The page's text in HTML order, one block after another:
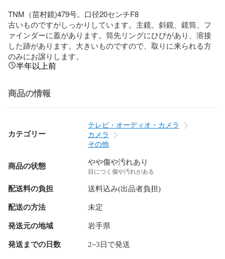
TNM（苗村鏡)479号。口径20センチF8
古いものですがしっかりしています。主鏡、斜鏡、鏡筒、フ
ァインダーに蓋があります。筒先リングにひびがあり、溶接
した跡があります。大きいものですので、取りに来られる方
のみにお譲りします。
半年以上前
商品の情報
カテゴリー
テレビ・オーディオ・カメラ
カメラ
その他
商品の状態 やや傷や汚れあり
目につく傷や汚れがある
配送料の負担 送料込み(出品者負担)
配送の方法 未定
発送元の地域 岩手県
発送までの日数 2~3日で発送